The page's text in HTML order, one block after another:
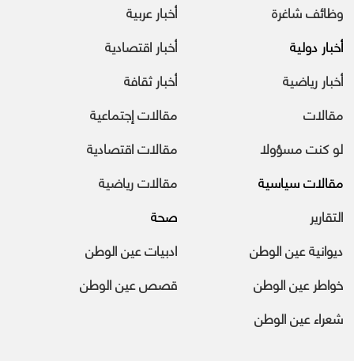
وظائف شاغرة
أخبار عربية
أخبار دولية
أخبار اقتصادية
أخبار رياضية
أخبار ثقافة
مقالات
مقالات إجتماعية
لو كنت مسؤولا
مقالات اقتصادية
مقالات سياسية
مقالات رياضية
التقارير
صحة
ديوانية عين الوطن
ادبيات عين الوطن
خواطر عين الوطن
قصص عين الوطن
شعراء عين الوطن